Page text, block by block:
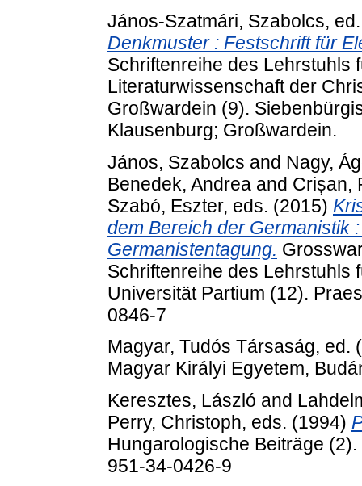
János-Szatmári, Szabolcs,
Denkmuster : Festschrift für
Schriftenreihe des Lehrstuhls
Literaturwissenschaft der
Großwardein (9).
Klausenburg; Großwardein.
János, Szabolcs and Nagy,
Benedek, Andrea and Crișan,
Szabó, Eszter, eds. (2015)
dem Bereich der Germanistik
Germanistentagung.
Schriftenreihe des Lehrstuhls
Universität Partium (12).
0846-7
Magyar, Tudós Társaság, ed.
Magyar Királyi Egyetem,
Keresztes, László and
Perry, Christoph, eds. (1994)
Hungarologische Beiträge
951-34-0426-9